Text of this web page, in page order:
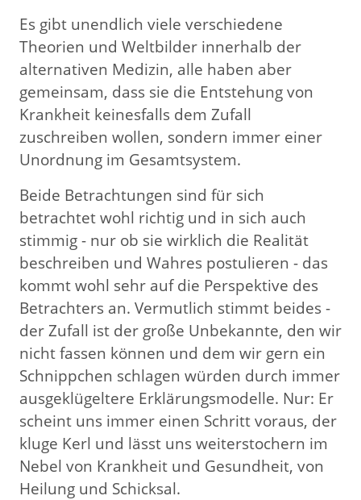
Es gibt unendlich viele verschiedene
Theorien und Weltbilder innerhalb der
alternativen Medizin, alle haben aber
gemeinsam, dass sie die Entstehung von
Krankheit keinesfalls dem Zufall
zuschreiben wollen, sondern immer einer
Unordnung im Gesamtsystem.
Beide Betrachtungen sind für sich
betrachtet wohl richtig und in sich auch
stimmig - nur ob sie wirklich die Realität
beschreiben und Wahres postulieren - das
kommt wohl sehr auf die Perspektive des
Betrachters an. Vermutlich stimmt beides -
der Zufall ist der große Unbekannte, den wir
nicht fassen können und dem wir gern ein
Schnippchen schlagen würden durch immer
ausgeklügeltere Erklärungsmodelle. Nur: Er
scheint uns immer einen Schritt voraus, der
kluge Kerl und lässt uns weiterstochern im
Nebel von Krankheit und Gesundheit, von
Heilung und Schicksal.